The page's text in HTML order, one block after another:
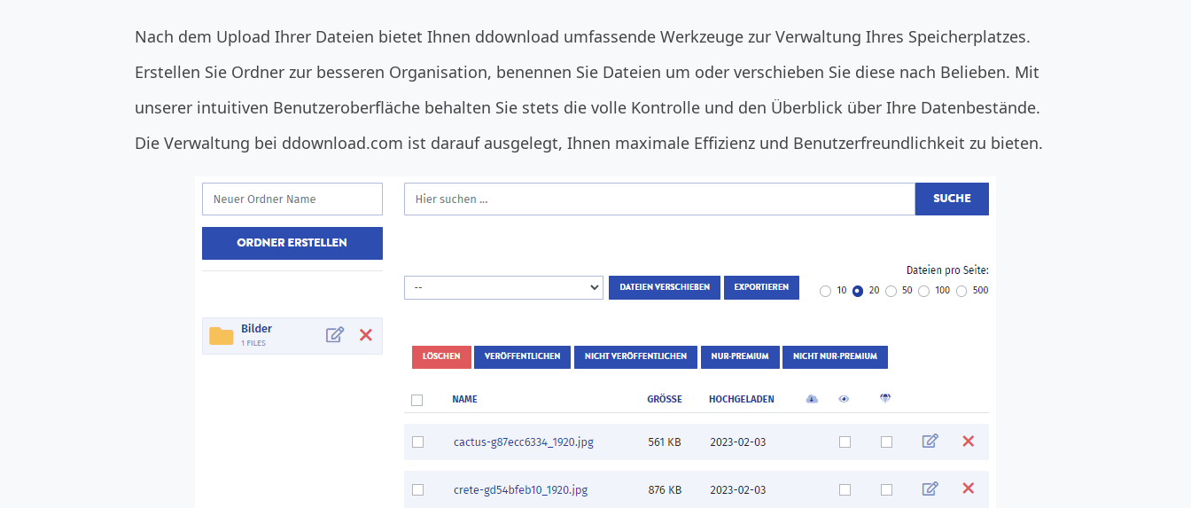
Nach dem Upload Ihrer Dateien bietet Ihnen ddownload umfassende Werkzeuge zur Verwaltung Ihres Speicherplatzes.
Erstellen Sie Ordner zur besseren Organisation, benennen Sie Dateien um oder verschieben Sie diese nach Belieben. Mit
unserer intuitiven Benutzeroberfläche behalten Sie stets die volle Kontrolle und den Überblick über Ihre Datenbestände.
Die Verwaltung bei ddownload.com ist darauf ausgelegt, Ihnen maximale Effizienz und Benutzerfreundlichkeit zu bieten.